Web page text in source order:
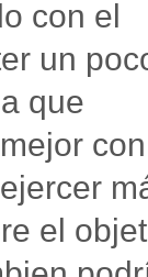
con el
un
que
con
el